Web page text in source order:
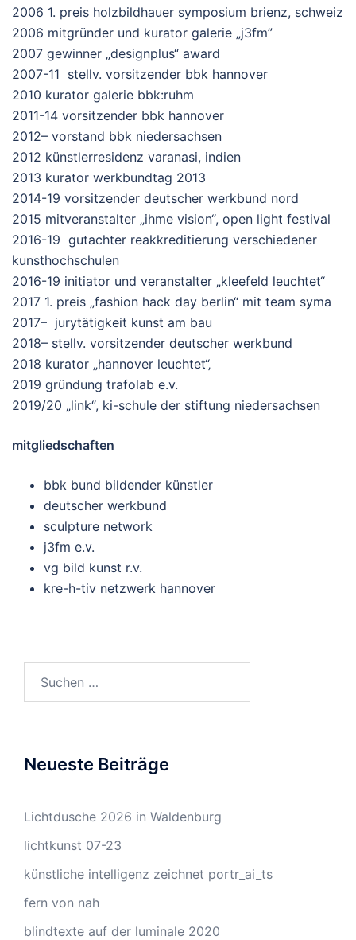
2006 1. preis holzbildhauer symposium brienz, schweiz
2006 mitgründer und kurator galerie „j3fm”
2007 gewinner „designplus“ award
2007-11 stellv. vorsitzender bbk hannover
2010 kurator galerie bbk:ruhm
2011-14 vorsitzender bbk hannover
2012– vorstand bbk niedersachsen
2012 künstlerresidenz varanasi, indien
2013 kurator werkbundtag 2013
2014-19 vorsitzender deutscher werkbund nord
2015 mitveranstalter „ihme vision“, open light festival
2016-19 gutachter reakkreditierung verschiedener
kunsthochschulen
2016-19 initiator und veranstalter „kleefeld leuchtet“
2017 1. preis „fashion hack day berlin“ mit team syma
2017– jurytätigkeit kunst am bau
2018– stellv. vorsitzender deutscher werkbund
2018 kurator „hannover leuchtet“‚
2019 gründung trafolab e.v.
2019/20 „link“, ki-schule der stiftung niedersachsen
mitgliedschaften
bbk bund bildender künstler
deutscher werkbund
sculpture network
j3fm e.v.
vg bild kunst r.v.
kre-h-tiv netzwerk hannover
Neueste Beiträge
Lichtdusche 2026 in Waldenburg
lichtkunst 07-23
künstliche intelligenz zeichnet portr_ai_ts
fern von nah
blindtexte auf der luminale 2020